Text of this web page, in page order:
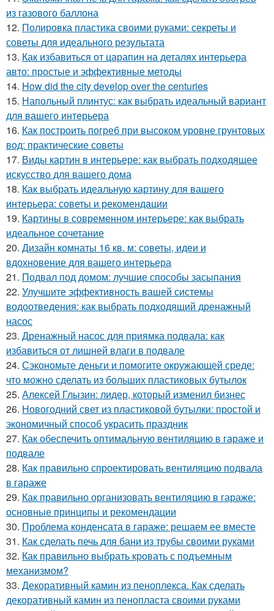
из газового баллона
12. Полировка пластика своими руками: секреты и
советы для идеального результата
13. Как избавиться от царапин на деталях интерьера
авто: простые и эффективные методы
14. How did the city develop over the centuries
15. Напольный плинтус: как выбрать идеальный вариант
для вашего интерьера
16. Как построить погреб при высоком уровне грунтовых
вод: практические советы
17. Виды картин в интерьере: как выбрать подходящее
искусство для вашего дома
18. Как выбрать идеальную картину для вашего
интерьера: советы и рекомендации
19. Картины в современном интерьере: как выбрать
идеальное сочетание
20. Дизайн комнаты 16 кв. м: советы, идеи и
вдохновение для вашего интерьера
21. Подвал под домом: лучшие способы засыпания
22. Улучшите эффективность вашей системы
водоотведения: как выбрать подходящий дренажный
насос
23. Дренажный насос для приямка подвала: как
избавиться от лишней влаги в подвале
24. Сэкономьте деньги и помогите окружающей среде:
что можно сделать из больших пластиковых бутылок
25. Алексей Глызин: лидер, который изменил бизнес
26. Новогодний свет из пластиковой бутылки: простой и
экономичный способ украсить праздник
27. Как обеспечить оптимальную вентиляцию в гараже и
подвале
28. Как правильно спроектировать вентиляцию подвала
в гараже
29. Как правильно организовать вентиляцию в гараже:
основные принципы и рекомендации
30. Проблема конденсата в гараже: решаем ее вместе
31. Как сделать печь для бани из трубы своими руками
32. Как правильно выбрать кровать с подъемным
механизмом?
33. Декоративный камин из пеноплекса. Как сделать
декоративный камин из пенопласта своими руками